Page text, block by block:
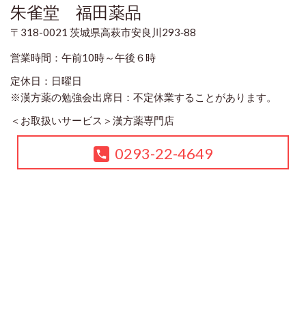
朱雀堂 福田薬品
〒318-0021 茨城県高萩市安良川293‐88
営業時間：午前10時～午後６時
定休日：日曜日
※漢方薬の勉強会出席日：不定休業することがあります。
＜お取扱いサービス＞ 漢方薬専門店
0293-22-4649